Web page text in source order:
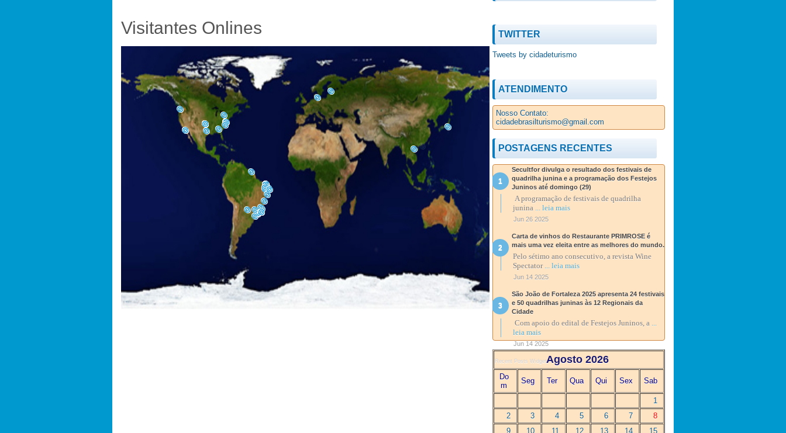
Visitantes Onlines TWITTER
Tweets by cidadeturismo
ATENDIMENTO
Nosso Contato:
cidadebrasilturismo@gmail.com
POSTAGENS RECENTES
Secultfor divulga o resultado dos festivais de
quadrilha junina e a programação dos Festejos
Juninos até domingo (29)
A programação de festivais de quadrilha
junina
... leia mais
Jun 26 2025
Carta de vinhos do Restaurante PRIMROSE é
mais uma vez eleita entre as melhores do mundo.
Pelo sétimo ano consecutivo, a revista Wine
Spectator
... leia mais
Jun 14 2025
São João de Fortaleza 2025 apresenta 24 festivais
e 50 quadrilhas juninas às 12 Regionais da
Cidade
Com apoio do edital de Festejos Juninos, a
leia mais
Jun 14 2025
Recent Posts WidgetAgosto 2026
Do
m
Seg Ter Qua Qui Sex Sab
1
2
3 4 5 6 7
8
9
10 11 12 13 14 15